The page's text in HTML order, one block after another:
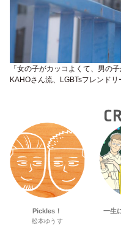
「女の子がカッコよくて、男の
KAHOさん流、LGBTsフレンド
Pickles！
松本ゆうす
一生